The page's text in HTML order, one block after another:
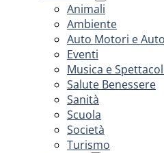
Animali
Ambiente
Auto Motori e
Eventi
Musica e
Salute Benessere
Sanità
Scuola
Società
Turismo